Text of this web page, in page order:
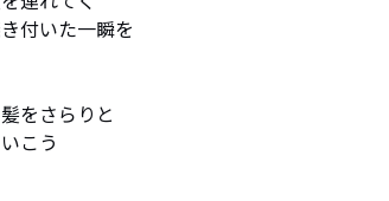
付いた一瞬を
をさらりと
こう